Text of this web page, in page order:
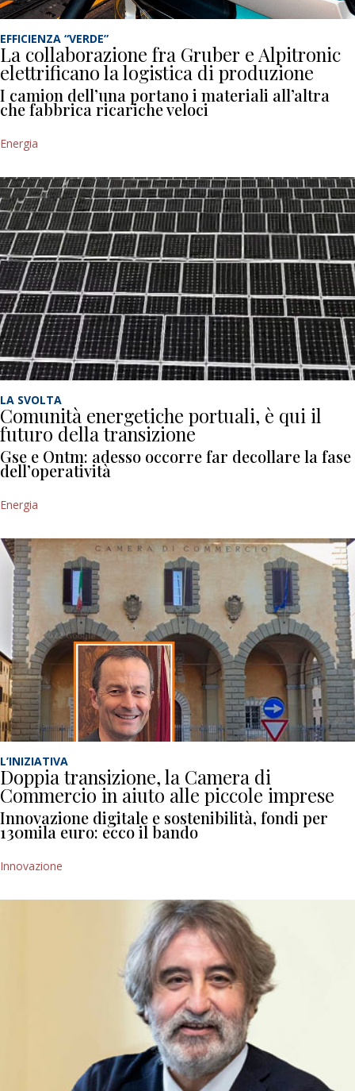
EFFICIENZA “VERDE”
La collaborazione fra Gruber e Alpitronic
elettrificano la logistica di produzione
I camion dell’una portano i materiali all’altra
che fabbrica ricariche veloci
Energia
LA SVOLTA
Comunità energetiche portuali, è qui il
futuro della transizione
Gse e Ontm: adesso occorre far decollare la fase
dell’operatività
Energia
L’INIZIATIVA
Doppia transizione, la Camera di
Commercio in aiuto alle piccole imprese
Innovazione digitale e sostenibilità, fondi per
130mila euro: ecco il bando
Innovazione